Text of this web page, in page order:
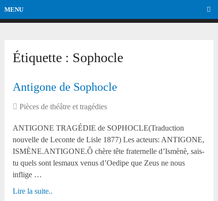
MENU
Étiquette : Sophocle
Antigone de Sophocle
Pièces de théâtre et tragédies
ANTIGONE TRAGÉDIE de SOPHOCLE(Traduction
nouvelle de Leconte de Lisle 1877) Les acteurs: ANTIGONE,
ISMÈNE.ANTIGONE.Ô chère tête fraternelle d’Ismènè, sais-
tu quels sont lesmaux venus d’Oedipe que Zeus ne nous
inflige …
Lire la suite..